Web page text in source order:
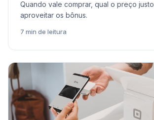
Quando vale comprar, qual o preço
aproveitar os bônus.
7 min de leitura